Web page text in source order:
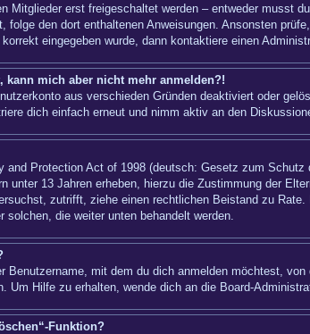
Mitglieder erst freigeschaltet werden – entweder musst
folge den dort enthaltenen Anweisungen. Ansonsten
eingegeben wurde, dann kontaktiere einen
mich aber nicht mehr anmelden?!
aus verschieden Gründen deaktiviert oder
dich einfach erneut und nimm aktiv an den
and Protection Act of 1998 (deutsch: Gesetz zum
unter 13 Jahren erheben, hierzu die Zustimmung der
zutrifft, ziehe einen rechtlichen Beistand zu
solchen, die weiter unten behandelt werden.
Benutzername, mit dem du dich anmelden möchtest,
Um Hilfe zu erhalten, wende dich an die Board-
Funktion?